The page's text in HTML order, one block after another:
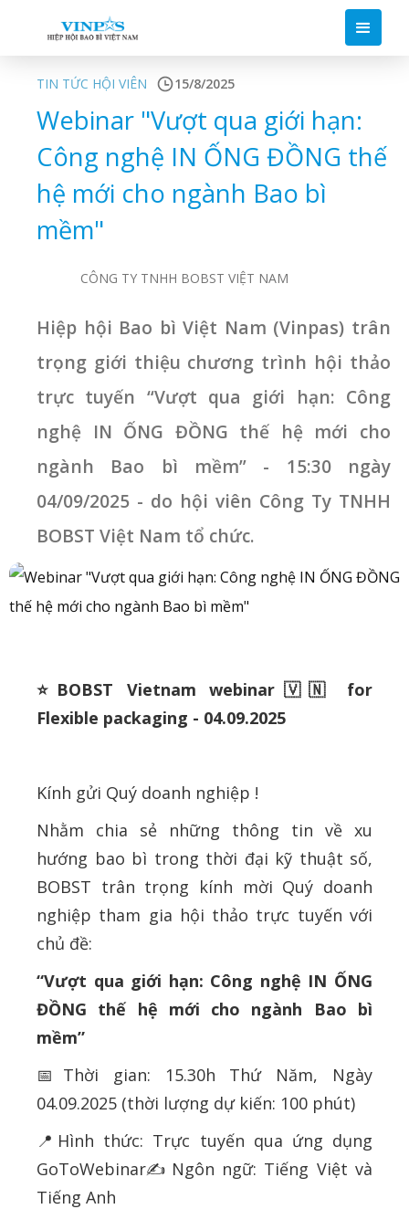
TIN TỨC HỘI VIÊN 15/8/2025
Webinar "Vượt qua giới hạn:
Công nghệ IN ỐNG ĐỒNG thế
hệ mới cho ngành Bao bì
mềm"
CÔNG TY TNHH BOBST VIỆT NAM
Hiệp hội Bao bì Việt Nam (Vinpas) trân
trọng giới thiệu chương trình hội thảo
trực tuyến “Vượt qua giới hạn: Công
nghệ IN ỐNG ĐỒNG thế hệ mới cho
ngành Bao bì mềm” - 15:30 ngày
04/09/2025 - do hội viên Công Ty TNHH
BOBST Việt Nam tổ chức.
⭐️BOBST Vietnam webinar🇻🇳 for
Flexible packaging - 04.09.2025
Kính gửi Quý doanh nghiệp !
Nhằm chia sẻ những thông tin về xu
hướng bao bì trong thời đại kỹ thuật số,
BOBST trân trọng kính mời Quý doanh
nghiệp tham gia hội thảo trực tuyến với
chủ đề:
“Vượt qua giới hạn: Công nghệ IN ỐNG
ĐỒNG thế hệ mới cho ngành Bao bì
mềm”
📅Thời gian: 15.30h Thứ Năm, Ngày
04.09.2025 (thời lượng dự kiến: 100 phút)
📍Hình thức: Trực tuyến qua ứng dụng
GoToWebinar✍️Ngôn ngữ: Tiếng Việt và
Tiếng Anh